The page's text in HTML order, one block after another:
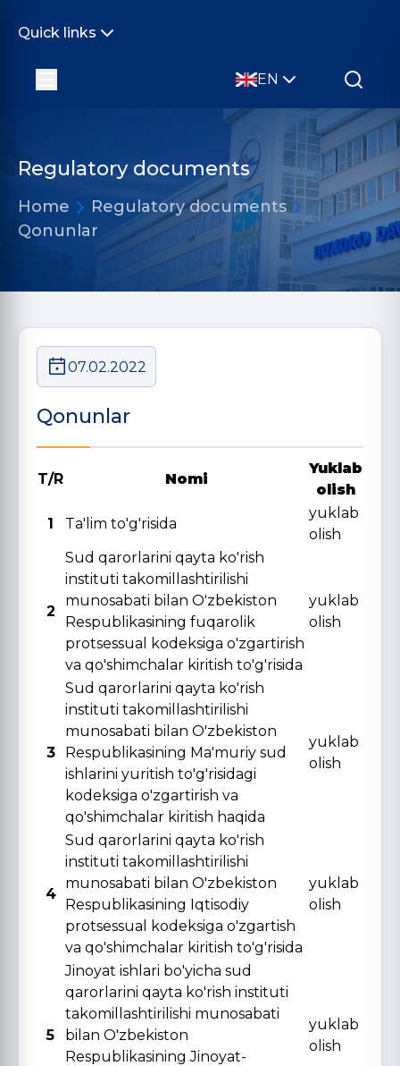
Quick links
EN
Regulatory documents
Home
Regulatory documents
Qonunlar
07.02.2022
Qonunlar
T/R Nomi
Yuklab
olish
1
Ta'lim to'g'risida
yuklab
olish
2
Sud qarorlarini qayta ko'rish
instituti takomillashtirilishi
munosabati bilan O'zbekiston
Respublikasining fuqarolik
protsessual kodeksiga o'zgartirish
va qo'shimchalar kiritish to'g'risida
yuklab
olish
3
Sud qarorlarini qayta ko'rish
instituti takomillashtirilishi
munosabati bilan O'zbekiston
Respublikasining Ma'muriy sud
ishlarini yuritish to'g'risidagi
kodeksiga o'zgartirish va
qo'shimchalar kiritish haqida
yuklab
olish
4
Sud qarorlarini qayta ko'rish
instituti takomillashtirilishi
munosabati bilan O'zbekiston
Respublikasining Iqtisodiy
protsessual kodeksiga o'zgartish
va qo'shimchalar kiritish to'g'risida
yuklab
olish
5
Jinoyat ishlari bo'yicha sud
qarorlarini qayta ko'rish instituti
takomillashtirilishi munosabati
bilan O'zbekiston
Respublikasining Jinoyat-
yuklab
olish